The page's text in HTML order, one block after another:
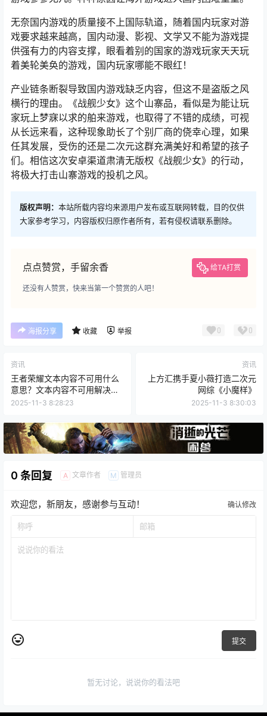
无奈国内游戏的质量接不上国际轨道，随着国内玩家对游
戏要求越来越高，国内动漫、影视、文学又不能为游戏提
供强有力的内容支撑，眼看着别的国家的游戏玩家天天玩
着美轮美奂的游戏，国内玩家哪能不眼红！
产业链条断裂导致国内游戏缺乏内容，但这不是盗版之风
横行的理由。《战舰少女》这个山寨品，看似是为能让玩
家玩上梦寐以求的舶来游戏，也取得了不错的成绩，可视
从长远来看，这种现象助长了个别厂商的侥幸心理，如果
任其发展，受伤的还是二次元这群充满美好和希望的孩子
们。相信这次安卓渠道肃清无版权《战舰少女》的行动，
将极大打击山寨游戏的投机之风。
版权声明： 本站所载内容均来源用户发布或互联网转载，目的仅供
大家参考学习，内容版权归原作者所有，若有侵权请联系删除。
点点赞赏，手留余香 给TA打赏
还没有人赞赏，快来当第一个赞赏的人吧！
海报分享 收藏 举报 0 0
资讯
王者荣耀文本内容不可用什么
意思？文本内容不可用解决方
法
2025-11-3 8:28:23
资讯
上方汇携手夏小薇打造二次元
网综《小魔样》
2025-11-3 8:30:03
0 条回复 A 文章作者 M 管理员
欢迎您，新朋友，感谢参与互动！ 确认修改
提交
暂无讨论，说说你的看法吧